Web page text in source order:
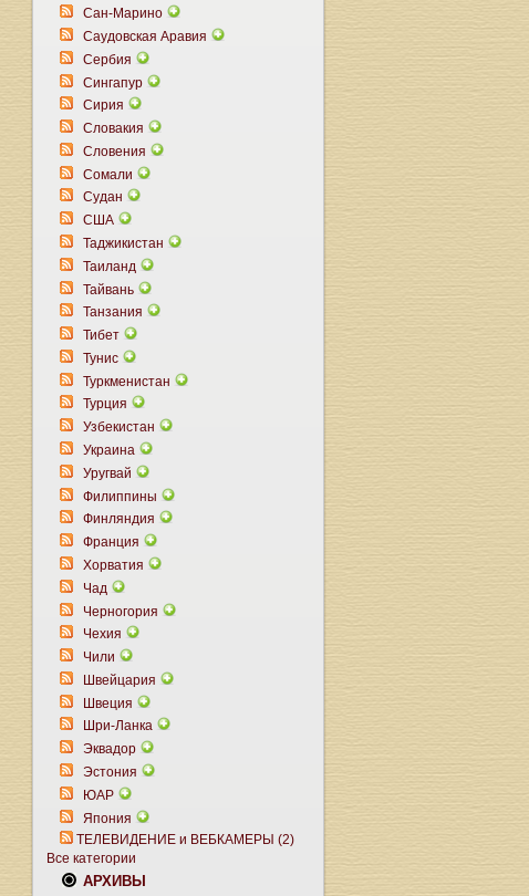
Сан-Марино
Саудовская Аравия
Сербия
Сингапур
Сирия
Словакия
Словения
Сомали
Судан
США
Таджикистан
Таиланд
Тайвань
Танзания
Тибет
Тунис
Туркменистан
Турция
Узбекистан
Украина
Уругвай
Филиппины
Финляндия
Франция
Хорватия
Чад
Черногория
Чехия
Чили
Швейцария
Швеция
Шри-Ланка
Эквадор
Эстония
ЮАР
Япония
ТЕЛЕВИДЕНИЕ и ВЕБКАМЕРЫ (2)
Все категории
АРХИВЫ